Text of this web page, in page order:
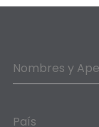
Nombres y
País